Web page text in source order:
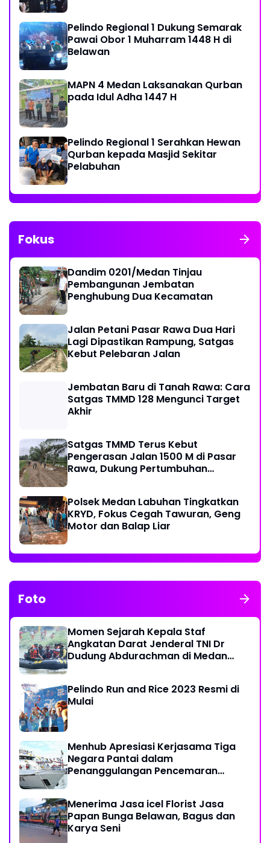
Pelindo Regional 1 Dukung Semarak
Pawai Obor 1 Muharram 1448 H di
Belawan
MAPN 4 Medan Laksanakan Qurban
pada Idul Adha 1447 H
Pelindo Regional 1 Serahkan Hewan
Qurban kepada Masjid Sekitar
Pelabuhan
Fokus
Dandim 0201/Medan Tinjau
Pembangunan Jembatan
Penghubung Dua Kecamatan
Jalan Petani Pasar Rawa Dua Hari
Lagi Dipastikan Rampung, Satgas
Kebut Pelebaran Jalan
Jembatan Baru di Tanah Rawa: Cara
Satgas TMMD 128 Mengunci Target
Akhir
Satgas TMMD Terus Kebut
Pengerasan Jalan 1500 M di Pasar
Rawa, Dukung Pertumbuhan
Polsek Medan Labuhan Tingkatkan
KRYD, Fokus Cegah Tawuran, Geng
Motor dan Balap Liar
Foto
Momen Sejarah Kepala Staf
Angkatan Darat Jenderal TNI Dr
Dudung Abdurachman di Medan
Pelindo Run and Rice 2023 Resmi di
Mulai
Menhub Apresiasi Kerjasama Tiga
Negara Pantai dalam
Penanggulangan Pencemaran
Menerima Jasa icel Florist Jasa
Papan Bunga Belawan, Bagus dan
Karya Seni